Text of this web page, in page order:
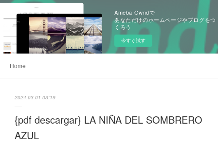
Ameba Owndで
あなただけのホームページやブログをつ
くろう
今すぐ試す
Home
2024.03.01 03:19
{pdf descargar} LA NIÑA DEL SOMBRERO
AZUL